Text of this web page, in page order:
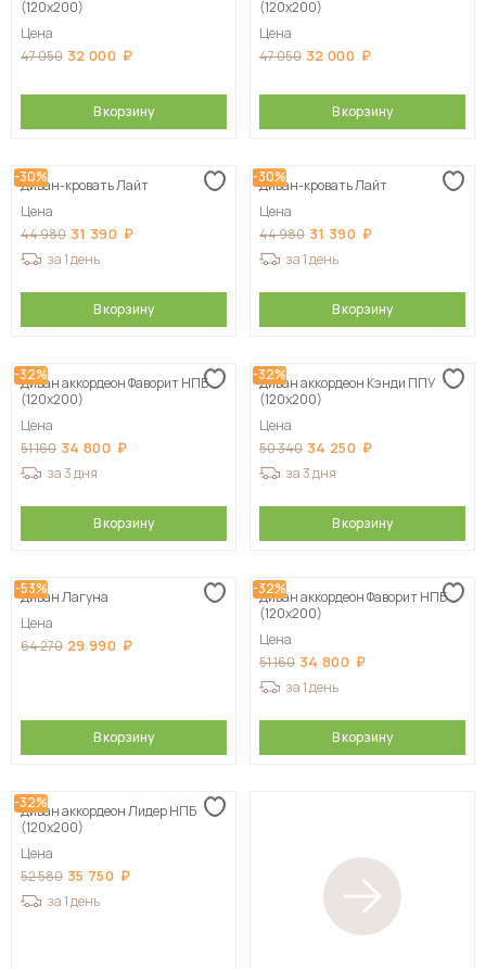
(120х200)
Цена
47 050 32 000
В корзину
(120х200)
Цена
47 050 32 000
В корзину
-30%
Диван-кровать Лайт
Цена
44 980 31 390
за 1 день
В корзину
-30%
Диван-кровать Лайт
Цена
44 980 31 390
за 1 день
В корзину
-32%
Диван аккордеон Фаворит НПБ
(120х200)
Цена
51 160 34 800
за 3 дня
В корзину
-32%
Диван аккордеон Кэнди ППУ
(120х200)
Цена
50 340 34 250
за 3 дня
В корзину
-53%
Диван Лагуна
Цена
64 270 29 990
В корзину
-32%
Диван аккордеон Фаворит НПБ
(120х200)
Цена
51 160 34 800
за 1 день
В корзину
-32%
Диван аккордеон Лидер НПБ
(120х200)
Цена
52 580 35 750
за 1 день